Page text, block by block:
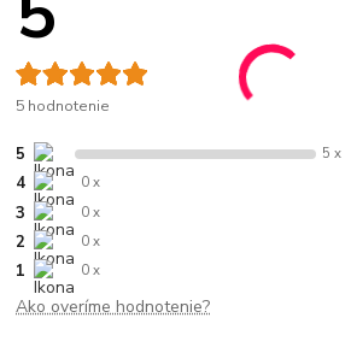
5 hodnotenie
5 5 x
4 0 x
3 0 x
2 0 x
1 0 x
Ako overíme hodnotenie?